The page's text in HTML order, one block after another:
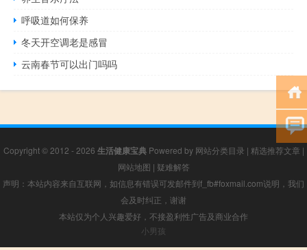
呼吸道如何保养
冬天开空调老是感冒
云南春节可以出门吗吗
Copyright © 2012 - 2026 生活健康宝典Powered by 网站分类目录 | 精选推荐文章 |
网站地图 | 疑难解答
声明：本站内容来自互联网，如信息有错误可发邮件到f_fb#foxmail.com说明，我们
会及时纠正，谢谢
本站仅为个人兴趣爱好，不接盈利性广告及商业合作
小男孩